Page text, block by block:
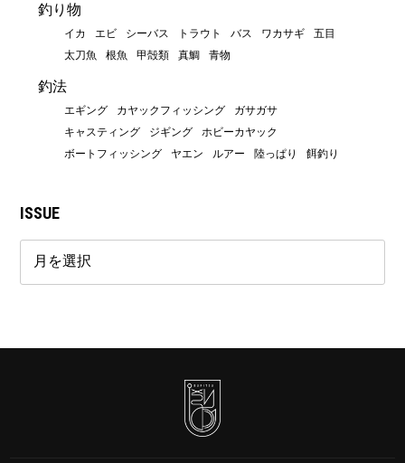
釣り物
イカ エビ シーバス トラウト バス ワカサギ
五目
太刀魚
根魚 甲殻類 真鯛 青物
釣法
エギング カヤックフィッシング
ガサガサ
キャスティング
ジギング
ホビーカヤック
ボートフィッシング
ヤエン ルアー 陸っぱり 餌釣り
ISSUE